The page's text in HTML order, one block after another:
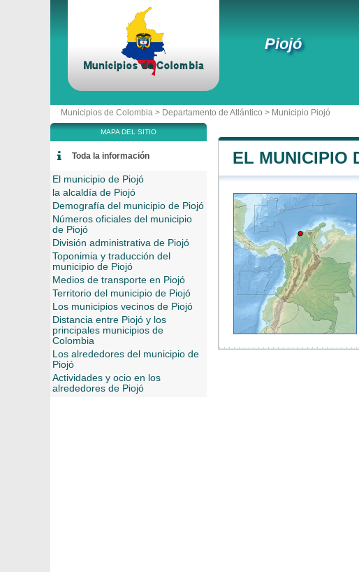
Piojó
Municipios de Colombia > Departamento de Atlántico > Municipio Piojó
EL MUNICIPIO
MAPA DEL SITIO
Toda la información
El municipio de Piojó
la alcaldía de Piojó
Demografía del municipio de Piojó
Números oficiales del municipio
de Piojó
División administrativa de Piojó
Toponimia y traducción del
municipio de Piojó
Medios de transporte en Piojó
Territorio del municipio de Piojó
Los municipios vecinos de Piojó
Distancia entre Piojó y los
principales municipios de
Colombia
Los alrededores del municipio de
Piojó
Actividades y ocio en los
alrededores de Piojó